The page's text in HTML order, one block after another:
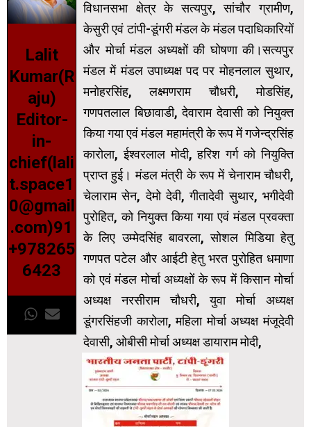
Lalit
Kumar(R
aju)
Editor-
in-
chief(lali
t.space1
0@gmail
.com)91
+978265
6423
विधानसभा क्षेत्र के सत्यपुर, सांचौर ग्रामीण,
केसुरी एवं टांपी-डूंगरी मंडल के मंडल पदाधिकारियों
और मोर्चा मंडल अध्यक्षों की घोषणा की।सत्यपुर
मंडल में मंडल उपाध्यक्ष पद पर मोहनलाल सुथार,
मनोहरसिंह, लक्ष्मणराम चौधरी, मोडसिंह,
गणपतलाल बिछावाडी, देवाराम देवासी को नियुक्त
किया गया एवं मंडल महामंत्री के रूप में गजेन्द्रसिंह
कारोला, ईश्वरलाल मोदी, हरिश गर्ग को नियुक्ति
प्राप्त हुई। मंडल मंत्री के रूप में चेनाराम चौधरी,
चेलाराम सेन, देमो देवी, गीतादेवी सुथार, भगीदेवी
पुरोहित, को नियुक्त किया गया एवं मंडल प्रवक्ता
के लिए उम्मेदसिंह बावरला, सोशल मिडिया हेतु
गणपत पटेल और आईटी हेतु भरत पुरोहित धमाणा
को एवं मंडल मोर्चा अध्यक्षों के रूप में किसान मोर्चा
अध्यक्ष नरसीराम चौधरी, युवा मोर्चा अध्यक्ष
डूंगरसिंहजी कारोला, महिला मोर्चा अध्यक्ष मंजूदेवी
देवासी, ओबीसी मोर्चा अध्यक्ष डायाराम मोदी,